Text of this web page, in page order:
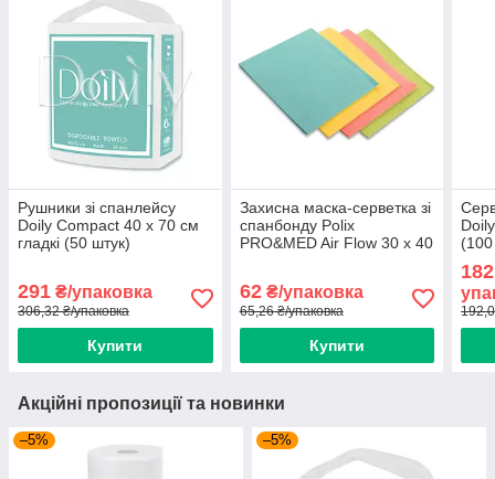
Рушники зі спанлейсу
Doily Compact 40 х 70 см
гладкі (50 штук)
291 ₴/упаковка
306,32 ₴/упаковка
Купити
Захисна маска-серветка зі
спанбонду Polix
PRO&MED Air Flow 30 х 40
62₴/упаковка
65,26 ₴/упаковка
Купити
Акційні пропозиції та новинки
–5% –5%